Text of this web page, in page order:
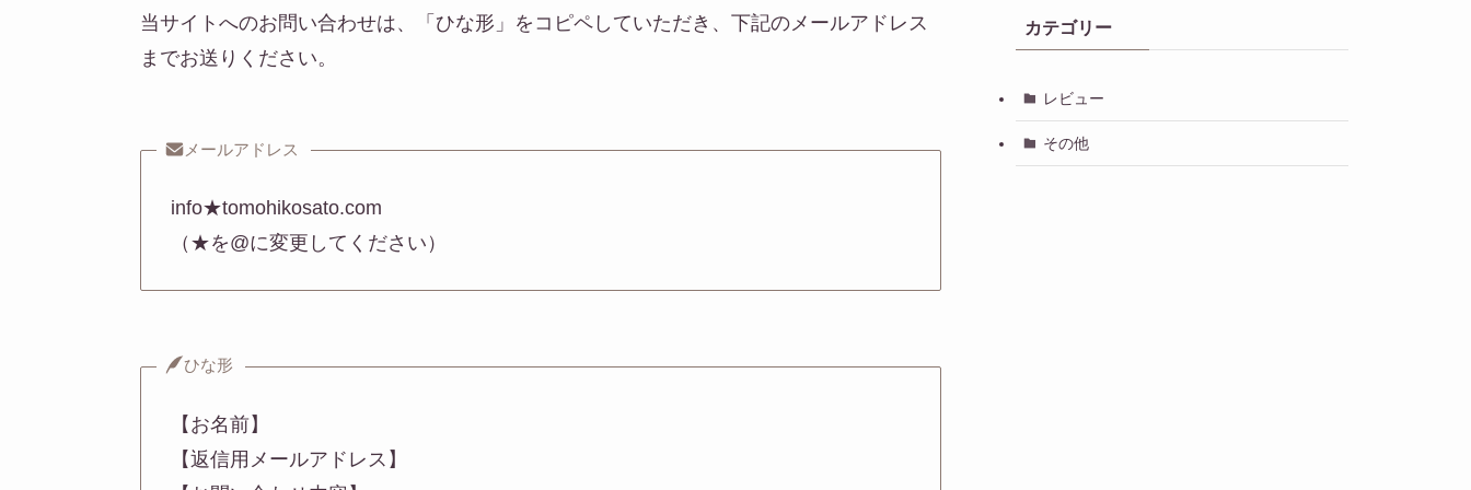
当サイトへのお問い合わせは、「ひな形」をコピペしていただき、下記のメールアドレス
までお送りください。
メールアドレス
info★tomohikosato.com
（★を@に変更してください）
ひな形
【お名前】
【返信用メールアドレス】
カテゴリー
レビュー
その他